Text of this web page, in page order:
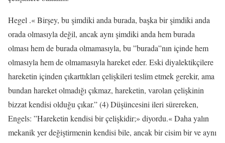
Hegel .« Birşey, bu şimdiki anda burada, başka bir şimdiki anda
orada olmasıyla değil, ancak aynı şimdiki anda hem burada
olması hem de burada olmamasıyla, bu ”burada”nın içinde hem
olmasıyla hem de olmamasıyla hareket eder. Eski diyalektikçilere
hareketin içinden çıkarttıkları çelişkileri teslim etmek gerekir, ama
bundan hareket olmadığı çıkmaz, hareketin, varolan çelişkinin
bizzat kendisi olduğu çıkar.” (4) Düşüncesini ileri sürereken,
Engels: ”Hareketin kendisi bir çelişkidir;» diyordu.« Daha yalın
mekanik yer değiştirmenin kendisi bile, ancak bir cisim bir ve aynı